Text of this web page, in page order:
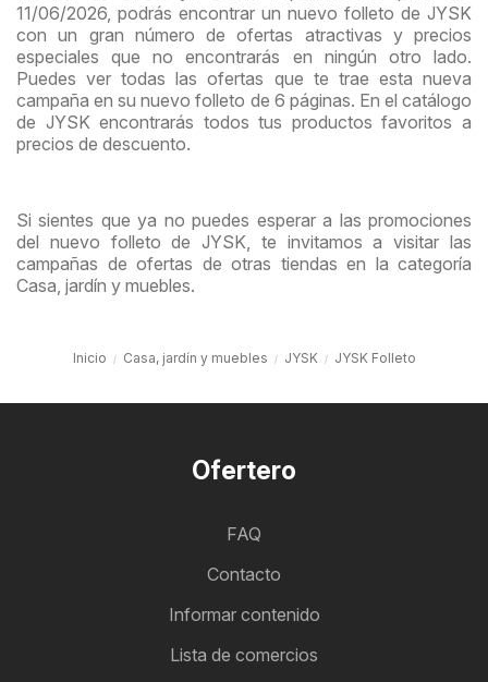
11/06/2026, podrás encontrar un nuevo folleto de JYSK
con un gran número de ofertas atractivas y precios
especiales que no encontrarás en ningún otro lado.
Puedes ver todas las ofertas que te trae esta nueva
campaña en su nuevo folleto de 6 páginas. En el catálogo
de JYSK encontrarás todos tus productos favoritos a
precios de descuento.
Si sientes que ya no puedes esperar a las promociones
del nuevo folleto de JYSK, te invitamos a visitar las
campañas de ofertas de otras tiendas en la categoría
Casa, jardín y muebles.
Inicio Casa, jardín y muebles JYSK JYSK Folleto
Ofertero
FAQ
Contacto
Informar contenido
Lista de comercios